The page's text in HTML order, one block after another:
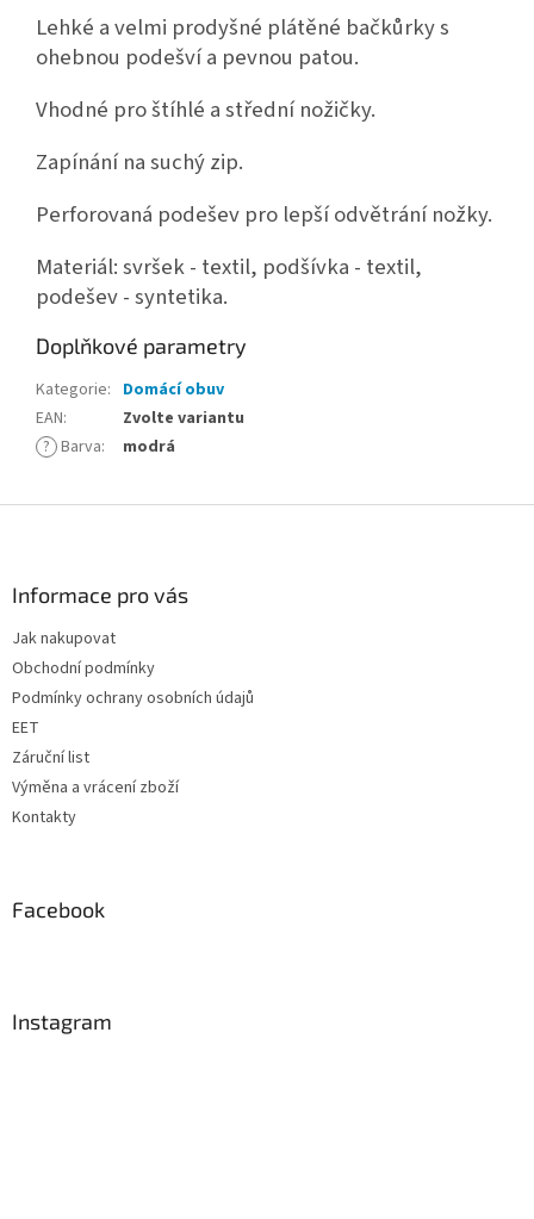
Lehké a velmi prodyšné plátěné bačkůrky s
ohebnou podešví a pevnou patou.
Vhodné pro štíhlé a střední nožičky.
Zapínání na suchý zip.
Perforovaná podešev pro lepší odvětrání nožky.
Materiál: svršek - textil, podšívka - textil,
podešev - syntetika.
Doplňkové parametry
Kategorie: Domácí obuv
EAN:
Zvolte variantu
? Barva: modrá
Informace pro vás
Jak nakupovat
Obchodní podmínky
Podmínky ochrany osobních údajů
EET
Záruční list
Výměna a vrácení zboží
Kontakty
Facebook
Instagram